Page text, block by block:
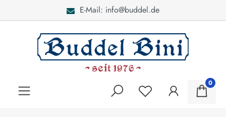
E-Mail: info@buddel.de
0